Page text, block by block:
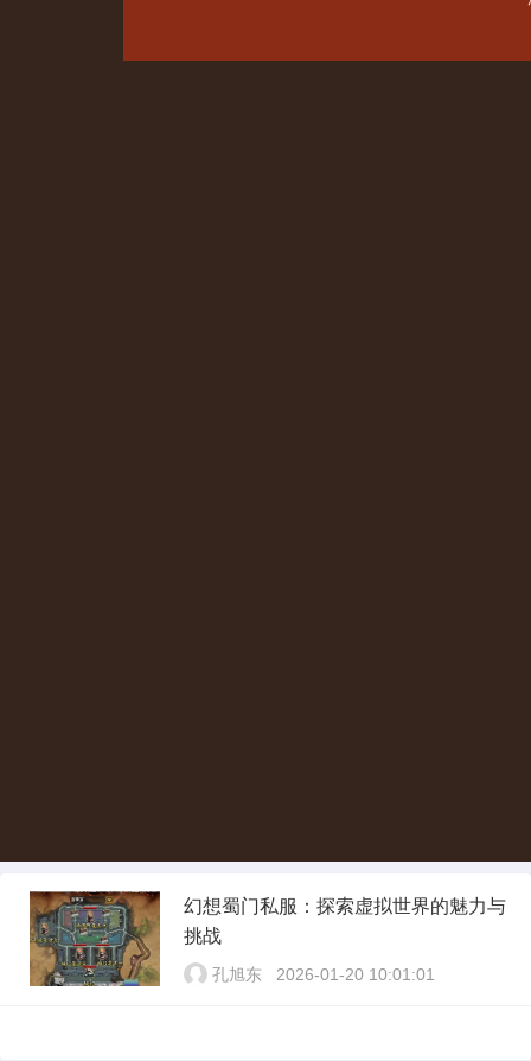
幻想蜀门私服：探索虚拟世界的魅力与
挑战
孔旭东 2026-01-20 10:01:01